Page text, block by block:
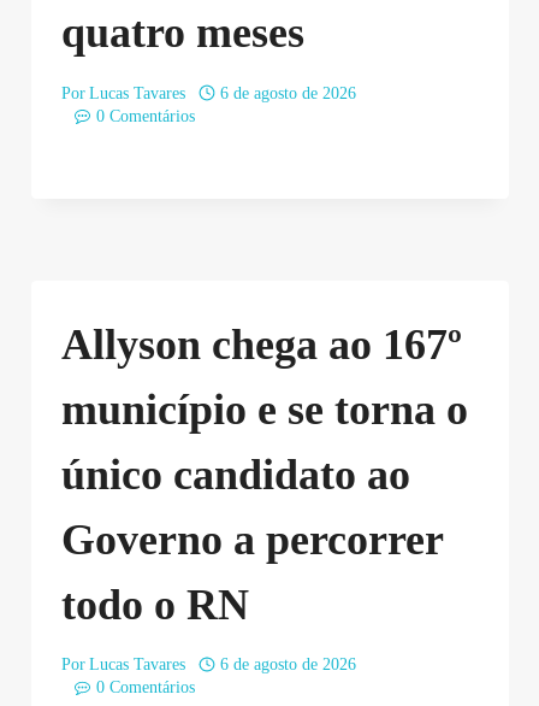
quatro meses
Por Lucas Tavares
6 de agosto de 2026
0 Comentários
Allyson chega ao 167º
município e se torna o
único candidato ao
Governo a percorrer
todo o RN
Por Lucas Tavares
6 de agosto de 2026
0 Comentários